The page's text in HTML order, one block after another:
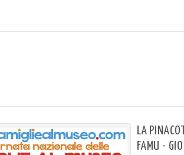
LA
FAMU -